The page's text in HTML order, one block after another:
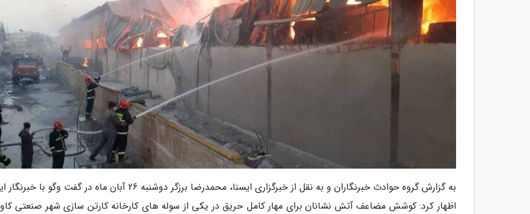
به گزارش گروه حوادث خبرنگاران و به نقل از خبرگزاری ایسنا، محمدرضا برزگر دوشنبه 26 آبان ماه در گفت وگو
اظهار کرد: کوشش مضاعف آتش نشانان برای مهار کامل حریق در یکی از سوله های کارخانه کارتن سازی شهر صنعتی